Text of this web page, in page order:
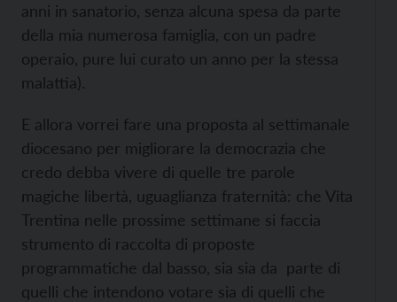
anni in sanatorio, senza alcuna spesa da parte
della mia numerosa famiglia, con un padre
operaio, pure lui curato un anno per la stessa
malattia).
E allora vorrei fare una proposta al settimanale
diocesano per migliorare la democrazia che
credo debba vivere di quelle tre parole
magiche libertà, uguaglianza fraternità: che Vita
Trentina nelle prossime settimane si faccia
strumento di raccolta di proposte
programmatiche dal basso, sia sia da parte di
quelli che intendono votare sia di quelli che